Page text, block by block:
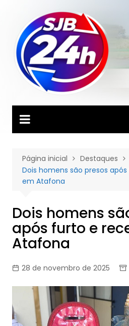
conteúdo
Página inicial
Destaques
Dois homens são presos
em Atafona
Dois homens
após furto e
Atafona
28 de novembro de 2025